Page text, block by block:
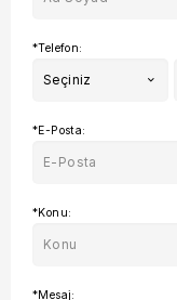
*Telefon:
Seçiniz
*E-Posta:
*Konu:
*Mesaj: